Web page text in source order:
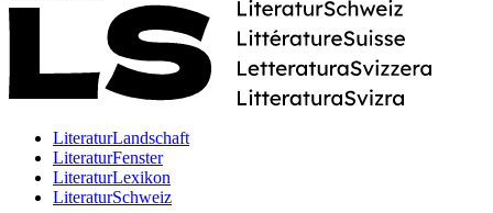
LiteraturLandschaft
LiteraturFenster
LiteraturLexikon
LiteraturSchweiz